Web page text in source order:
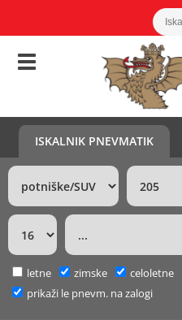
ISKALNIK PNEVMATIK
letne zimske
celoletne
prikaži le pnevm. na zalogi